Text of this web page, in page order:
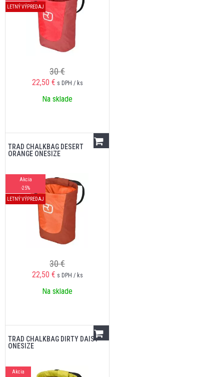
LETNÝ VÝPREDAJ
30 €
22,50 € s DPH / ks
Na sklade
TRAD CHALKBAG DESERT
ORANGE ONESIZE
Akcia
-25%
LETNÝ VÝPREDAJ
30 €
22,50 € s DPH / ks
Na sklade
TRAD CHALKBAG DIRTY DAISY
ONESIZE
Akcia